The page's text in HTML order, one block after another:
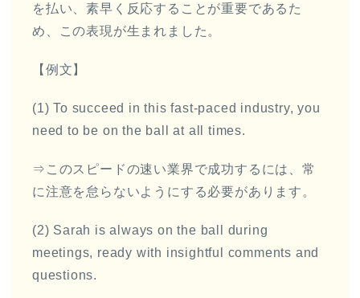
を払い、素早く反応することが重要であるた
め、この表現が生まれました。
【例文】
(1) To succeed in this fast-paced industry, you
need to be on the ball at all times.
⇒このスピードの速い業界で成功するには、常
に注意を怠らないようにする必要があります。
(2) Sarah is always on the ball during
meetings, ready with insightful comments and
questions.